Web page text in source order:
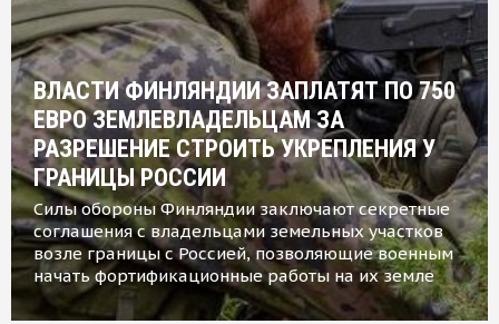
ВЛАСТИ ФИНЛЯНДИИ ЗАПЛАТЯТ ПО 750
ЕВРО ЗЕМЛЕВЛАДЕЛЬЦАМ ЗА
РАЗРЕШЕНИЕ СТРОИТЬ УКРЕПЛЕНИЯ У
ГРАНИЦЫ РОССИИ
Силы обороны Финляндии заключают секретные
соглашения с владельцами земельных участков
возле границы с Россией, позволяющие военным
начать фортификационные работы на их земле